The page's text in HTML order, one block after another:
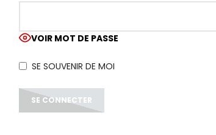
VOIR MOT DE PASSE
SE SOUVENIR DE MOI